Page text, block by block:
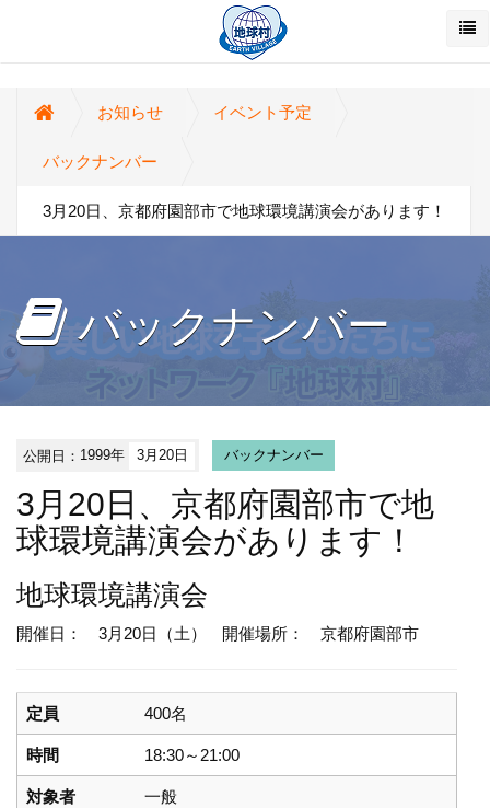
お知らせ イベント予定
バックナンバー
3月20日、京都府園部市で地球環境講演会があります！
バックナンバー
公開日： 1999年 3月20日 バックナンバー
3月20日、京都府園部市で地
球環境講演会があります！
地球環境講演会
開催日： 3月20日（土） 開催場所： 京都府園部市
定員 400名
時間 18:30～21:00
対象者 一般